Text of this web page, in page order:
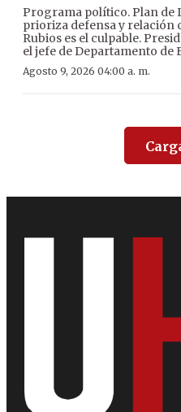
Programa político. Plan de
prioriza defensa y relación
Rubios es el culpable.
el jefe de Departamento de
Agosto 9, 2026 04:00 a. m.